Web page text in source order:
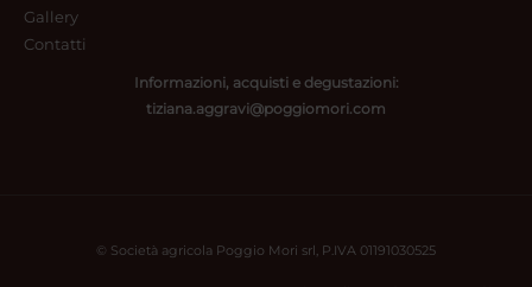
Gallery
Contatti
Informazioni, acquisti e degustazioni:
tiziana.aggravi@poggiomori.com
© Società agricola Poggio Mori srl, P.IVA 01191030525